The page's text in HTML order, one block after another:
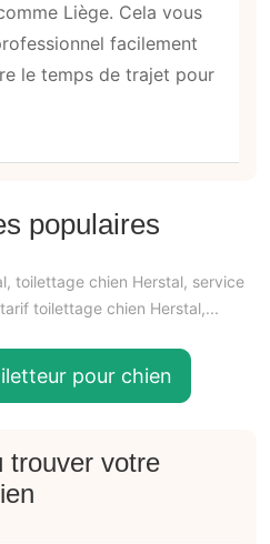
Liège. Cela vous
facilement
le temps de trajet pour
populaires
toilettage chien Herstal, service
toilettage chien Herstal,...
pour chien
trouver votre